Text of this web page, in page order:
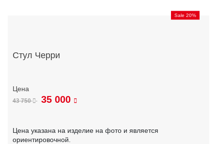
Sale 20%
Стул Черри
43 750 35 000
Цена указана на изделие на фото и является
ориентировочной.